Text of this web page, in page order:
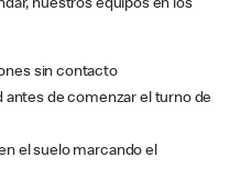
nuestros equipos en los
sin contacto
antes de comenzar el turno de
el suelo marcando el